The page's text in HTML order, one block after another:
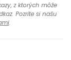
z ktorých môže
Pozrite si našu
.